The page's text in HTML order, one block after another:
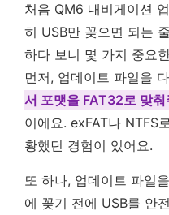
처음 QM6 내비게이션
히 USB만 꽂으면 되는
하다 보니 몇 가지 중요
먼저, 업데이트 파일을
서 포맷을 FAT32로 맞춰
이에요. exFAT나 NTFS
황했던 경험이 있어요.
또 하나, 업데이트 파일
에 꽂기 전에 USB를 안